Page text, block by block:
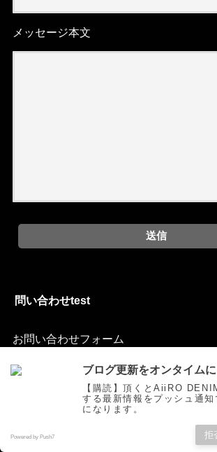
メッセージ本文
問い合わせtest
お問い合わせフォーム
トピックス オリジナルジーンズを
.All
ブログ更新をオンタイムに
【購読】頂くとAiiRO
する最新情報をプッシュ通知
になります。
Powered by Push7 拒